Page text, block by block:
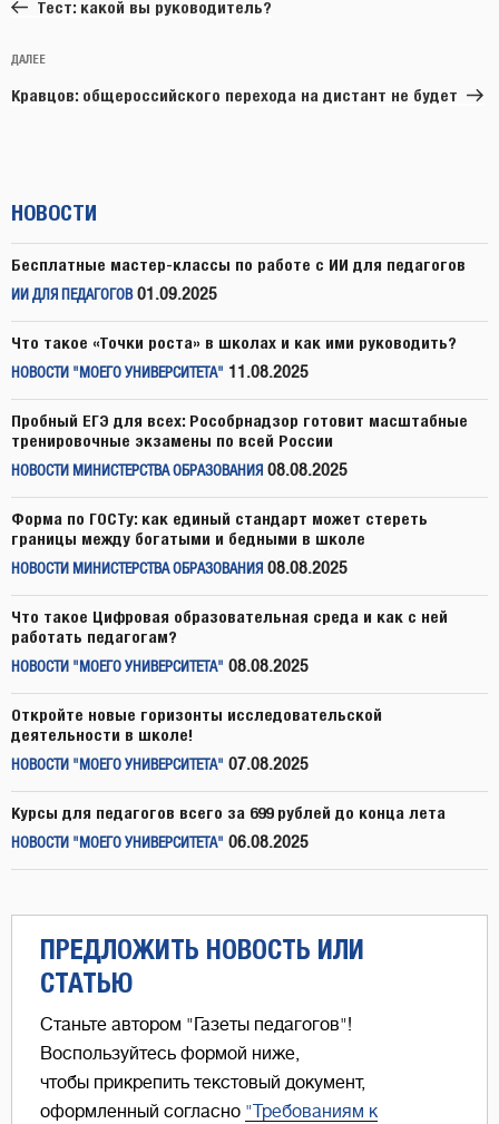
записям
Тест: какой вы руководитель?
Следующая
запись
ДАЛЕЕ
Кравцов: общероссийского перехода на дистант не будет
НОВОСТИ
Бесплатные мастер-классы по работе с ИИ для педагогов
ИИ ДЛЯ ПЕДАГОГОВ 01.09.2025
Что такое «Точки роста» в школах и как ими руководить?
НОВОСТИ "МОЕГО УНИВЕРСИТЕТА" 11.08.2025
Пробный ЕГЭ для всех: Рособрнадзор готовит масштабные
тренировочные экзамены по всей России
НОВОСТИ МИНИСТЕРСТВА ОБРАЗОВАНИЯ 08.08.2025
Форма по ГОСТу: как единый стандарт может стереть
границы между богатыми и бедными в школе
НОВОСТИ МИНИСТЕРСТВА ОБРАЗОВАНИЯ 08.08.2025
Что такое Цифровая образовательная среда и как с ней
работать педагогам?
НОВОСТИ "МОЕГО УНИВЕРСИТЕТА" 08.08.2025
Откройте новые горизонты исследовательской
деятельности в школе!
НОВОСТИ "МОЕГО УНИВЕРСИТЕТА" 07.08.2025
Курсы для педагогов всего за 699 рублей до конца лета
НОВОСТИ "МОЕГО УНИВЕРСИТЕТА" 06.08.2025
ПРЕДЛОЖИТЬ НОВОСТЬ ИЛИ
СТАТЬЮ
Станьте автором "Газеты педагогов"!
Воспользуйтесь формой ниже,
чтобы прикрепить текстовый документ,
оформленный согласно "Требованиям к